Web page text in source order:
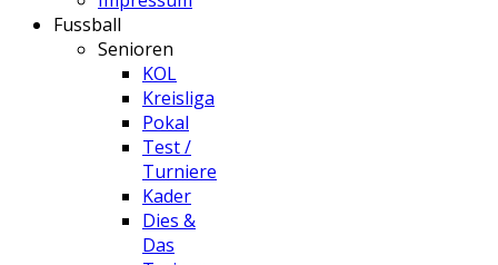
Fussball
Senioren
KOL
Kreisliga
Pokal
Test /
Turniere
Kader
Dies &
Das